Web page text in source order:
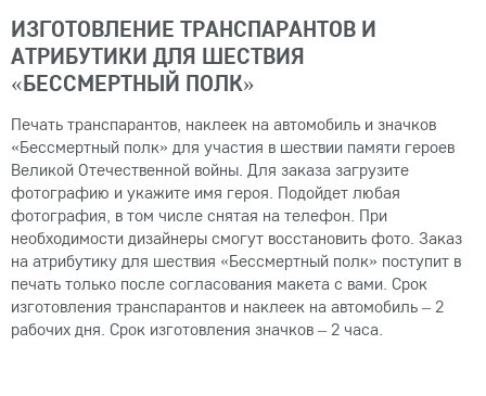
ИЗГОТОВЛЕНИЕ ТРАНСПАРАНТОВ И
АТРИБУТИКИ ДЛЯ ШЕСТВИЯ
«БЕССМЕРТНЫЙ ПОЛК»
Печать транспарантов, наклеек на автомобиль и значков
«Бессмертный полк» для участия в шествии памяти героев
Великой Отечественной войны. Для заказа загрузите
фотографию и укажите имя героя. Подойдет любая
фотография, в том числе снятая на телефон. При
необходимости дизайнеры смогут восстановить фото. Заказ
на атрибутику для шествия «Бессмертный полк» поступит в
печать только после согласования макета с вами. Срок
изготовления транспарантов и наклеек на автомобиль – 2
рабочих дня. Срок изготовления значков – 2 часа.